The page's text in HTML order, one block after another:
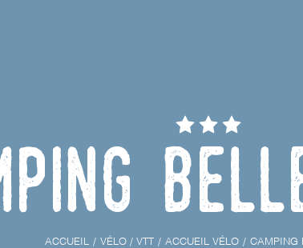
ACCUEIL VÉLO / VTT ACCUEIL VÉLO CAMPING